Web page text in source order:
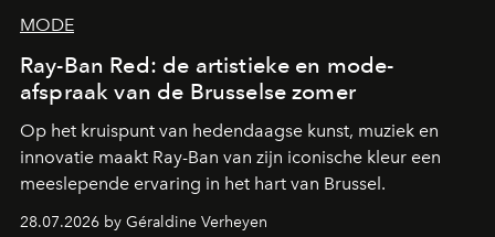
MODE
Ray-Ban Red: de artistieke en mode-
afspraak van de Brusselse zomer
Op het kruispunt van hedendaagse kunst, muziek en
innovatie maakt Ray-Ban van zijn iconische kleur een
meeslepende ervaring in het hart van Brussel.
28.07.2026 by Géraldine Verheyen